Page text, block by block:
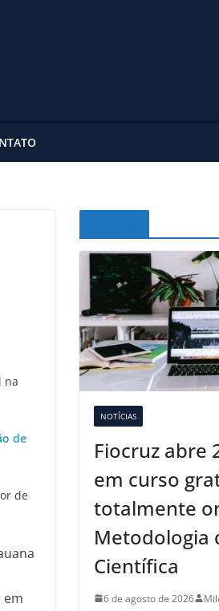
na
de
de
em
NOTÍCIAS
Fiocruz abre
em curso
totalmente
Metodologia
Científica
6 de agosto de 2026